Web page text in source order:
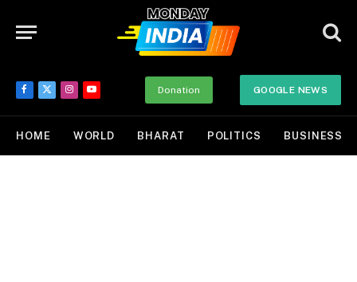
Facebook
X
(Twitter)
Instagram
YouTube
Donation GOOGLE NEWS
HOME WORLD BHARAT POLITICS BUSINESS